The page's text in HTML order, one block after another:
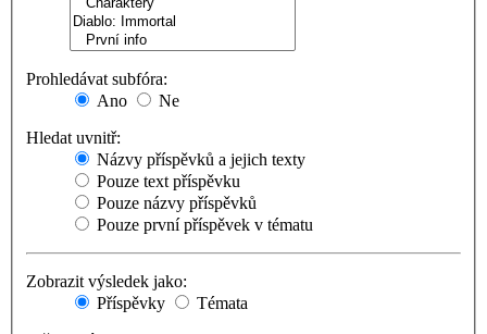
Prohledávat subfóra:
Ano
Ne
Hledat uvnitř:
Názvy příspěvků a jejich texty
Pouze text příspěvku
Pouze názvy příspěvků
Pouze první příspěvek v tématu
Zobrazit výsledek jako:
Příspěvky
Témata